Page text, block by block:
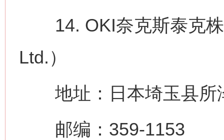
14. OKI奈克斯泰克株
Ltd.）
地址：日本埼玉县所
邮编：359-1153